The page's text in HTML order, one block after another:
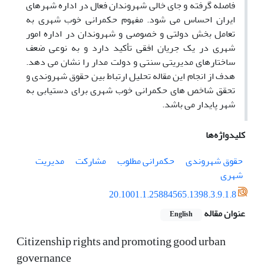
فاصله گرفته و جای خالی شهروندان فعال در اداره شهرهای
ایران احساس می شود. مفهوم حکمرانی خوب شهری به
تعامل بخش دولتی و خصوصی و شهروندان در اداره امور
شهری در یک جریان افقی تأکید دارد و به نوعی ضعف
ساختارهای مدیریتی سنتی و دولت مدار را نشان می دهد.
هدف از انجام این مقاله تحلیل ارتباط بین حقوق شهروندی و
تحقق شاخص های حکمرانی خوب شهری برای دستیابی به
شهر پایدار می باشد.
کلیدواژه‌ها
حقوق شهروندی
حکمرانی مطلوب مشارکت
مدیریت
شهری
20.1001.1.25884565.1398.3.9.1.8
عنوان مقاله
English
Citizenship rights and promoting good urban
governance